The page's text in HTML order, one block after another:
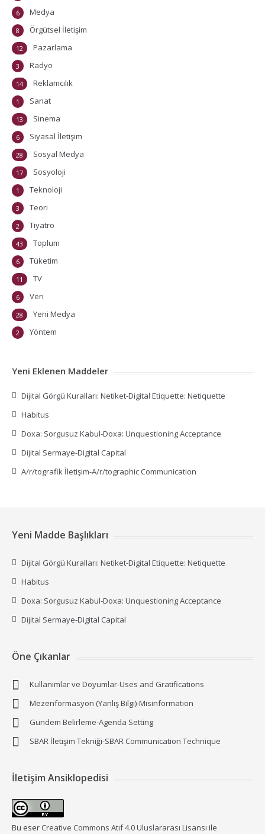
Medya
6
Örgütsel İletişim
8
Pazarlama
12
Radyo
3
Reklamcılık
14
Sanat
1
Sinema
13
Siyasal İletişim
6
Sosyal Medya
28
Sosyoloji
17
Teknoloji
1
Teori
3
Tiyatro
2
Toplum
43
Tüketim
6
TV
11
Veri
6
Yeni Medya
28
Yöntem
2
Yeni Eklenen Maddeler
Dijital Görgü Kuralları: Netiket-Digital Etiquette: Netiquette
Habitus
Doxa: Sorgusuz Kabul-Doxa: Unquestioning Acceptance
Dijital Sermaye-Digital Capital
A/r/tografik İletişim-A/r/tographic Communication
Yeni Madde Başlıkları
Dijital Görgü Kuralları: Netiket-Digital Etiquette: Netiquette
Habitus
Doxa: Sorgusuz Kabul-Doxa: Unquestioning Acceptance
Dijital Sermaye-Digital Capital
Öne Çıkanlar
Kullanımlar ve Doyumlar-Uses and Gratifications
Mezenformasyon (Yanlış Bilgi)-Misinformation
Gündem Belirleme-Agenda Setting
SBAR İletişim Tekniği-SBAR Communication Technique
İletişim Ansiklopedisi
Bu eser Creative Commons Atıf 4.0 Uluslararası Lisansı ile